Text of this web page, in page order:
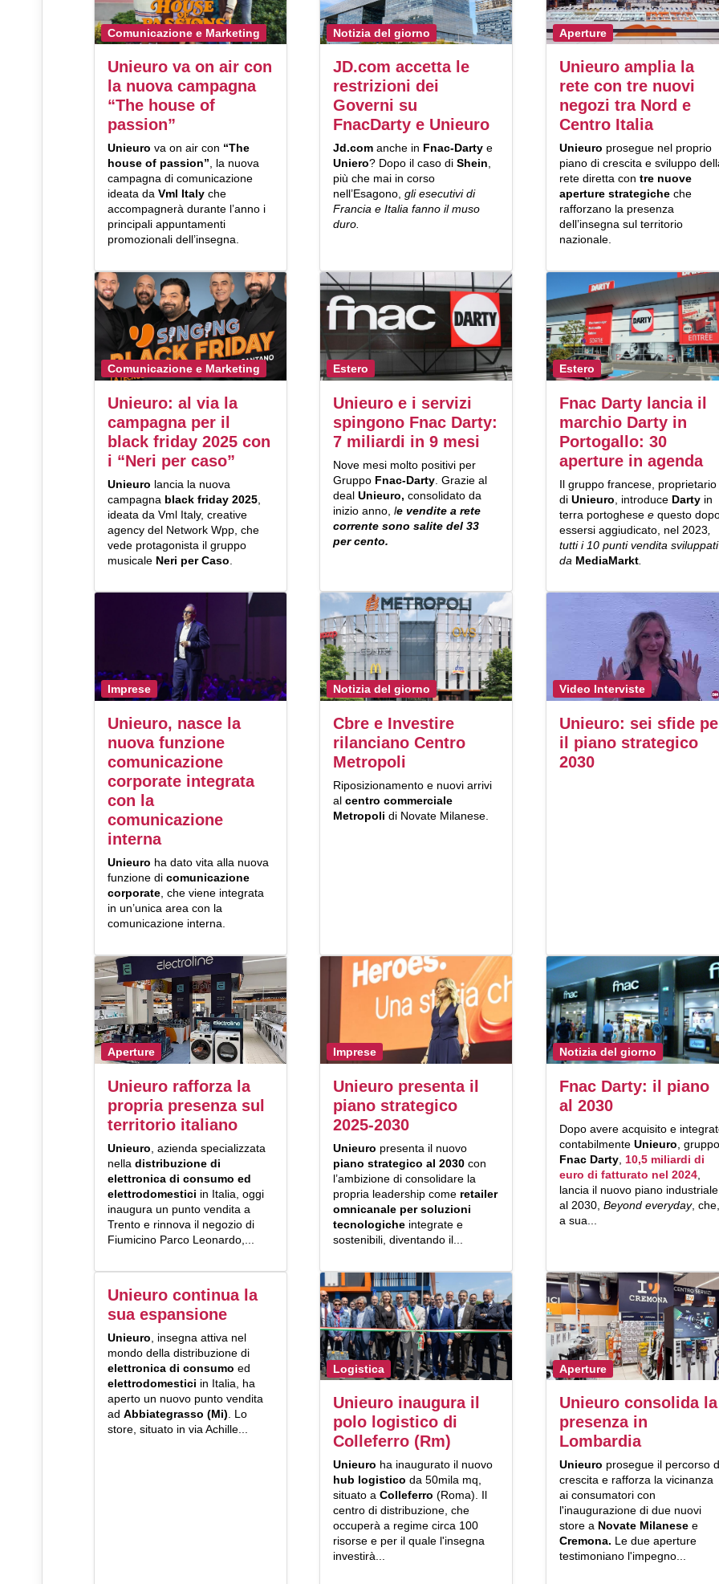
Comunicazione e Marketing
Unieuro va on air con
la nuova campagna
“The house of
passion”
Unieuro va on air con “The
house of passion”, la nuova
campagna di comunicazione
ideata da Vml Italy che
accompagnerà durante l’anno i
principali appuntamenti
promozionali dell’insegna.
Notizia del giorno
JD.com accetta le
restrizioni dei
Governi su
FnacDarty e Unieuro
Jd.com anche in Fnac-Darty e
Uniero? Dopo il caso diShein,
più che mai in corso
nell’Esagono,gli esecutivi di
Francia e Italia fanno il muso
duro.
Aperture
Unieuro amplia la
rete con tre nuovi
negozi tra Nord e
Centro Italia
Unieuro prosegue nel proprio
piano di crescita e sviluppo
rete diretta con tre nuove
aperture strategiche che
rafforzano la presenza
dell’insegna sul territorio
nazionale.
Comunicazione e Marketing
Unieuro: al via la
campagna per il
black friday 2025 con
i “Neri per caso”
Unieuro lancia la nuova
campagna black friday 2025
ideata da Vml Italy, creative
agency del Network Wpp, che
vede protagonista il gruppo
musicale Neri per Caso
Estero
Unieuro e i servizi
spingono Fnac Darty:
7 miliardi in 9 mesi
Nove mesi molto positivi per
Gruppo Fnac-Darty . Grazie al
dealUnieuro, consolidato da
inizio anno,le vendite a rete
corrente sono salite del 33
per cento.
Estero
Fnac Darty lancia il
marchio Darty in
Portogallo: 30
aperture in agenda
Il gruppo francese, proprietario
di Unieuro , introduce Darty in
terra portogheseequesto
essersi aggiudicato, nel 2023
tutti i 10 punti vendita sviluppati
da MediaMarkt.
Imprese
Unieuro, nasce la
nuova funzione
comunicazione
corporate integrata
con la
comunicazione
interna
Unieuro ha dato vita alla nuova
funzione di comunicazione
corporate , che viene integrata
in un’unica area con la
comunicazione interna.
Notizia del giorno
Cbre e Investire
rilanciano Centro
Metropoli
Riposizionamento e nuovi arrivi
alcentro commerciale
Metropoli di Novate Milanese.
Video Interviste
Unieuro: sei sfide
il piano strategico
2030
Aperture
Unieuro rafforza la
propria presenza sul
territorio italiano
Unieuro , azienda specializzata
nella distribuzione di
elettronica di consumo ed
elettrodomestici in Italia, oggi
inaugura un punto vendita a
Trento e rinnova il negozio di
Fiumicino Parco Leonardo,...
Imprese
Unieuro presenta il
piano strategico
2025-2030
Unieuro presenta il nuovo
piano strategico al 2030 con
l’ambizione di consolidare la
propria leadership come retailer
omnicanale per soluzioni
tecnologiche integrate e
sostenibili, diventando il...
Notizia del giorno
Fnac Darty: il piano
al 2030
Dopo avere acquisito e
contabilmente Unieuro , gruppo
Fnac Darty, 10,5 miliardi di
euro di fatturato nel 2024,
lancia il nuovo piano industriale
al 2030, Beyond everyday, che,
a sua...
Unieuro continua la
sua espansione
Unieuro , insegna attiva nel
mondo della distribuzione di
elettronica di consumo ed
elettrodomestici in Italia, ha
aperto un nuovo punto vendita
ad Abbiategrasso (Mi) . Lo
store, situato in via Achille...
Logistica
Unieuro inaugura il
polo logistico di
Colleferro (Rm)
Unieuro ha inaugurato il nuovo
hub logistico da 50mila mq,
situato aColleferro (Roma). Il
centro di distribuzione, che
occuperà a regime circa 100
risorse e per il quale l'insegna
investirà...
Aperture
Unieuro consolida la
presenza in
Lombardia
Unieuro prosegue il percorso
crescita e rafforza la vicinanza
ai consumatori con
l'inaugurazione di due nuovi
store a Novate Milanesee
Cremona. Le due aperture
testimoniano l'impegno...